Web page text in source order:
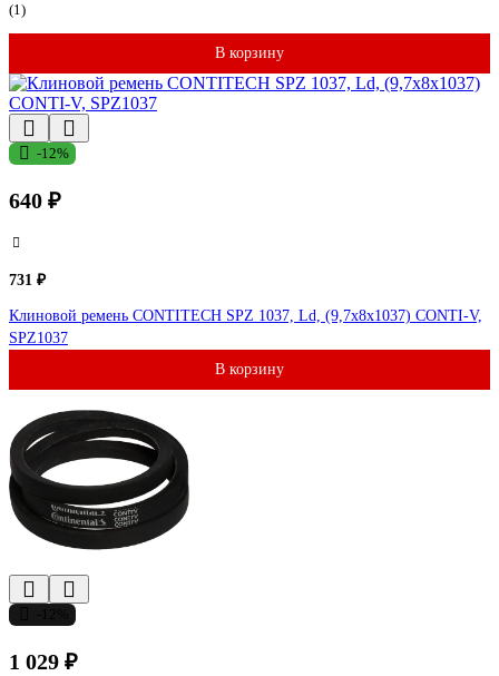
(1)
В корзину
-12%
640 ₽
731 ₽
Клиновой ремень CONTITECH SPZ 1037, Ld, (9,7x8x1037) CONTI-V,
SPZ1037
В корзину
1 029 ₽